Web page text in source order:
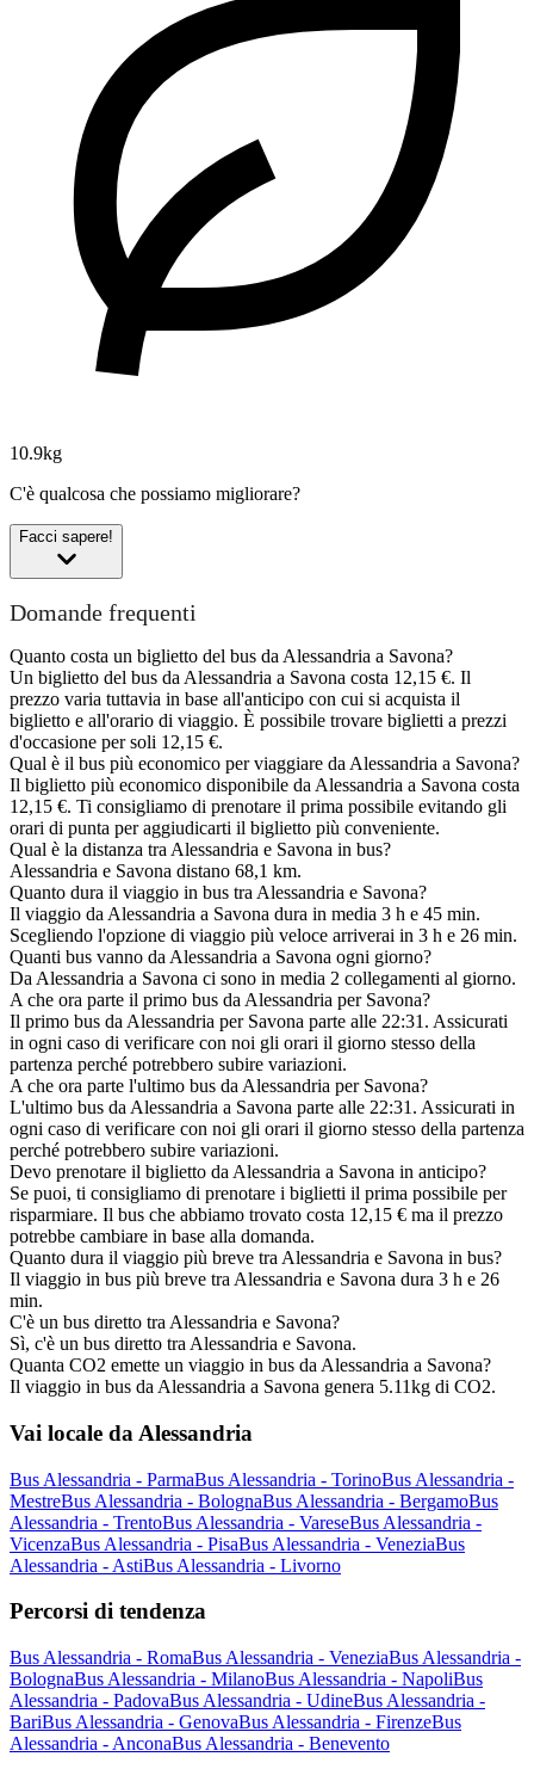
10.9kg
C'è qualcosa che possiamo migliorare?
Facci sapere!
Domande frequenti
Quanto costa un biglietto del bus da Alessandria a Savona?
Un biglietto del bus da Alessandria a Savona costa 12,15 €. Il
prezzo varia tuttavia in base all'anticipo con cui si acquista il
biglietto e all'orario di viaggio. È possibile trovare biglietti a prezzi
d'occasione per soli 12,15 €.
Qual è il bus più economico per viaggiare da Alessandria a Savona?
Il biglietto più economico disponibile da Alessandria a Savona costa
12,15 €. Ti consigliamo di prenotare il prima possibile evitando gli
orari di punta per aggiudicarti il biglietto più conveniente.
Qual è la distanza tra Alessandria e Savona in bus?
Alessandria e Savona distano 68,1 km.
Quanto dura il viaggio in bus tra Alessandria e Savona?
Il viaggio da Alessandria a Savona dura in media 3 h e 45 min.
Scegliendo l'opzione di viaggio più veloce arriverai in 3 h e 26 min.
Quanti bus vanno da Alessandria a Savona ogni giorno?
Da Alessandria a Savona ci sono in media 2 collegamenti al giorno.
A che ora parte il primo bus da Alessandria per Savona?
Il primo bus da Alessandria per Savona parte alle 22:31. Assicurati
in ogni caso di verificare con noi gli orari il giorno stesso della
partenza perché potrebbero subire variazioni.
A che ora parte l'ultimo bus da Alessandria per Savona?
L'ultimo bus da Alessandria a Savona parte alle 22:31. Assicurati in
ogni caso di verificare con noi gli orari il giorno stesso della partenza
perché potrebbero subire variazioni.
Devo prenotare il biglietto da Alessandria a Savona in anticipo?
Se puoi, ti consigliamo di prenotare i biglietti il prima possibile per
risparmiare. Il bus che abbiamo trovato costa 12,15 € ma il prezzo
potrebbe cambiare in base alla domanda.
Quanto dura il viaggio più breve tra Alessandria e Savona in bus?
Il viaggio in bus più breve tra Alessandria e Savona dura 3 h e 26
min.
C'è un bus diretto tra Alessandria e Savona?
Sì, c'è un bus diretto tra Alessandria e Savona.
Quanta CO2 emette un viaggio in bus da Alessandria a Savona?
Il viaggio in bus da Alessandria a Savona genera 5.11kg di CO2.
Vai locale da Alessandria
Bus Alessandria - ParmaBus Alessandria - TorinoBus Alessandria -
MestreBus Alessandria - BolognaBus Alessandria - BergamoBus
Alessandria - TrentoBus Alessandria - VareseBus Alessandria -
VicenzaBus Alessandria - PisaBus Alessandria - VeneziaBus
Alessandria - AstiBus Alessandria - Livorno
Percorsi di tendenza
Bus Alessandria - RomaBus Alessandria - VeneziaBus Alessandria -
BolognaBus Alessandria - MilanoBus Alessandria - NapoliBus
Alessandria - PadovaBus Alessandria - UdineBus Alessandria -
BariBus Alessandria - GenovaBus Alessandria - FirenzeBus
Alessandria - AnconaBus Alessandria - Benevento